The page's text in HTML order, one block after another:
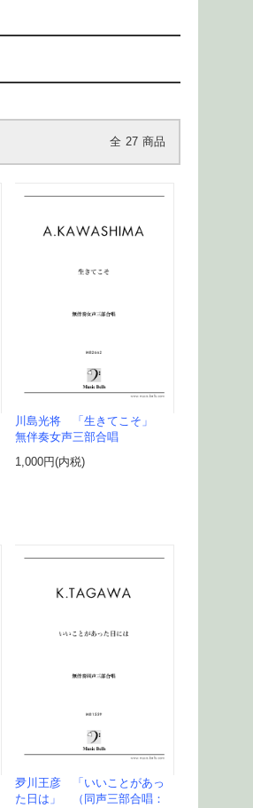
全 27 商品
川島光将 「生きてこそ」
無伴奏女声三部合唱
1,000円(内税)
夛川王彦 「いいことがあっ
た日は」 （同声三部合唱：